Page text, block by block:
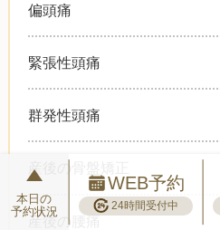
偏頭痛
緊張性頭痛
群発性頭痛
産後の骨盤矯正
産後の腰痛
本日の
予約状況
WEB予約
24時間受付中